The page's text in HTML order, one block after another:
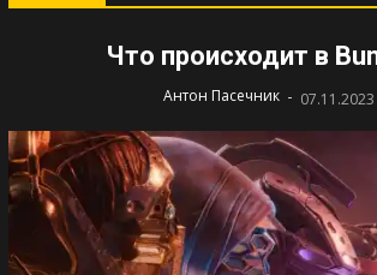
Что происходит в
Антон Пасечник - 07.11.2023